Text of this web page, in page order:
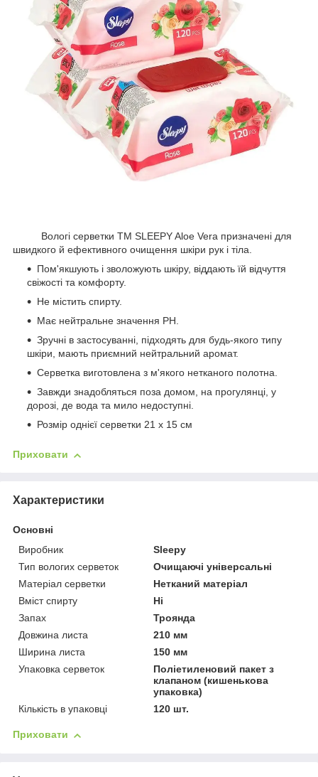
Вологі серветки ТМ SLEEPY Aloe Vera призначені для
швидкого й ефективного очищення шкіри рук і тіла.
Пом'якшують і зволожують шкіру, віддають їй відчуття
свіжості та комфорту.
Не містить спирту.
Має нейтральне значення PH.
Зручні в застосуванні, підходять для будь-якого типу
шкіри, мають приємний нейтральний аромат.
Серветка виготовлена з м'якого нетканого полотна.
Завжди знадобляться поза домом, на прогулянці, у
дорозі, де вода та мило недоступні.
Розмір однієї серветки 21 х 15 см
Приховати
Характеристики
Основні
Виробник
Sleepy
Тип вологих серветок
Очищаючі універсальні
Матеріал серветки
Нетканий матеріал
Вміст спирту
Ні
Запах
Троянда
Довжина листа
210 мм
Ширина листа
150 мм
Упаковка серветок
Поліетиленовий пакет з
клапаном (кишенькова
упаковка)
Кількість в упаковці
120 шт.
Приховати